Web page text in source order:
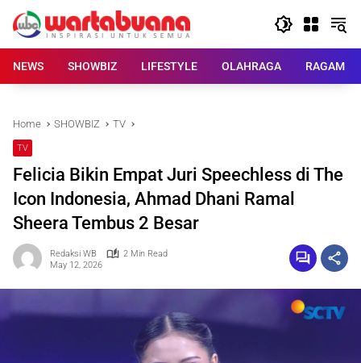
content
NEWS
SHOWBIZ LIFESTYLE OLAHRAGA RAGAM
Home SHOWBIZ TV
TV
Felicia Bikin Empat Juri Speechless di The
Icon Indonesia, Ahmad Dhani Ramal
Sheera Tembus 2 Besar
Redaksi WB
2 Min Read
May 12, 2026